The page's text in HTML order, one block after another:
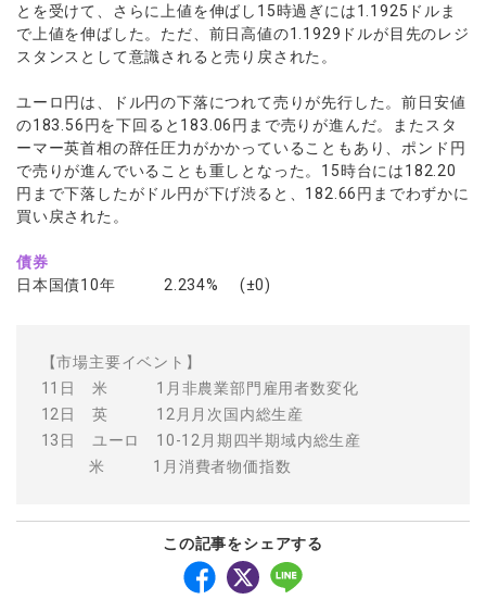
とを受けて、さらに上値を伸ばし15時過ぎには1.1925ドルま
で上値を伸ばした。ただ、前日高値の1.1929ドルが目先のレジ
スタンスとして意識されると売り戻された。
ユーロ円は、ドル円の下落につれて売りが先行した。前日安値
の183.56円を下回ると183.06円まで売りが進んだ。またスタ
ーマー英首相の辞任圧力がかかっていることもあり、ポンド円
で売りが進んでいることも重しとなった。15時台には182.20
円まで下落したがドル円が下げ渋ると、182.66円までわずかに
買い戻された。
債券
日本国債10年 2.234% (±0)
【市場主要イベント】
11日 米 1月非農業部門雇用者数変化
12日 英 12月月次国内総生産
13日 ユーロ 10-12月期四半期域内総生産
米 1月消費者物価指数
この記事をシェアする